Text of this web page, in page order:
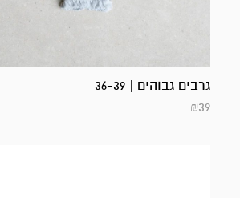
גרבים גבוהים | 36-39
₪39